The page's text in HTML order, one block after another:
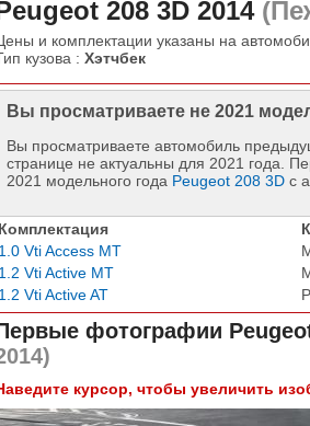
208 3D 2014
и комплектации указаны на
кузова : Хэтчбек
Вы просматриваете не 2021
Вы просматриваете автомобиль
странице не актуальны для 2021 года.
2021 модельного года Peugeot 208 3Dс
Комплектация
1.0 Vti Access MT
1.2 Vti Active MT
1.2 Vti Active AT
фотографии
курсор, чтобы увеличить